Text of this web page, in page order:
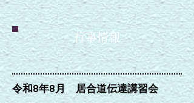
行事情報
令和8年8月 居合道伝達講習会